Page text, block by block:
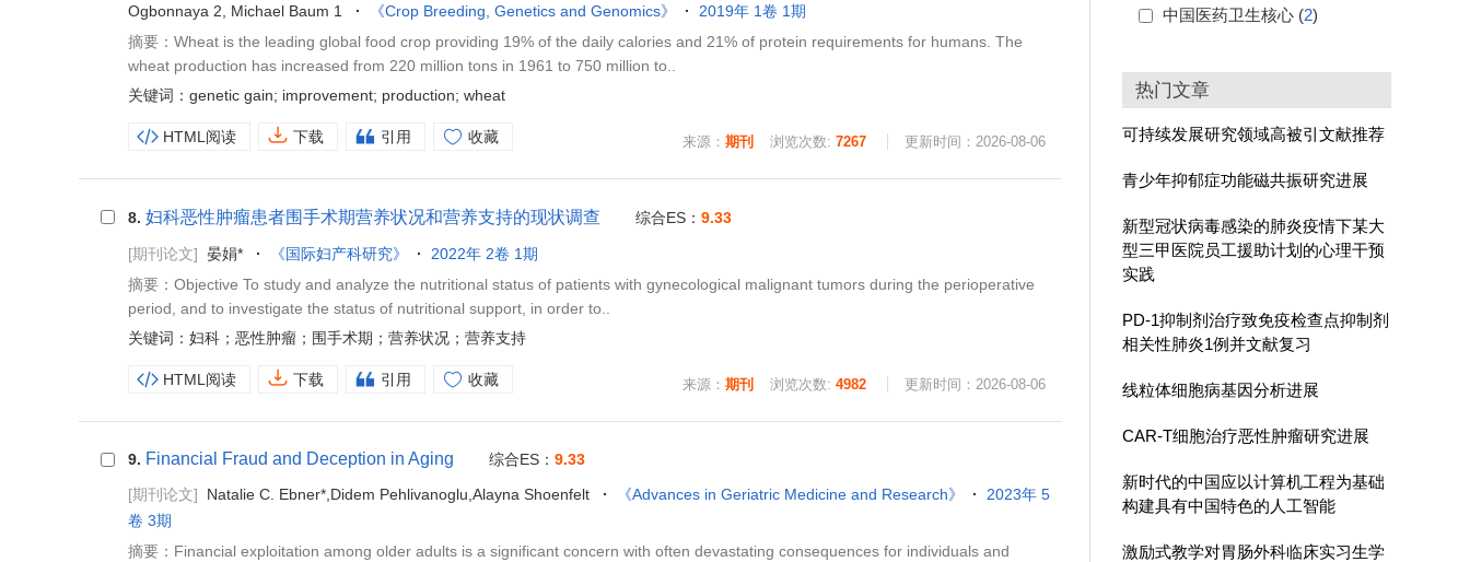
中国医药卫生核心 (2)
热门文章
可持续发展研究领域高被引文献推荐
青少年抑郁症功能磁共振研究进展
新型冠状病毒感染的肺炎疫情下某大
型三甲医院员工援助计划的心理干预
实践
PD-1抑制剂治疗致免疫检查点抑制剂
相关性肺炎1例并文献复习
线粒体细胞病基因分析进展
CAR-T细胞治疗恶性肿瘤研究进展
新时代的中国应以计算机工程为基础
构建具有中国特色的人工智能
激励式教学对胃肠外科临床实习生学
Ogbonnaya 2, Michael Baum 1
《Crop Breeding, Genetics and Genomics》
2019年 1卷 1期
摘要：Wheat is the leading global food crop providing 19% of the daily calories and 21% of protein requirements for humans. The
wheat production has increased from 220 million tons in 1961 to 750 million to..
关键词：genetic gain; improvement; production; wheat
来源： 期刊 浏览次数: 7267 更新时间：2026-08-06
HTML阅读 下载 引用 收藏
8. 妇科恶性肿瘤患者围手术期营养状况和营养支持的现状调查 综合ES： 9.33
[期刊论文] 晏娟* 《国际妇产科研究》
2022年 2卷 1期
摘要：Objective To study and analyze the nutritional status of patients with gynecological malignant tumors during the perioperative
period, and to investigate the status of nutritional support, in order to..
关键词：妇科；恶性肿瘤；围手术期；营养状况；营养支持
来源： 期刊 浏览次数: 4982 更新时间：2026-08-06
HTML阅读 下载 引用 收藏
9. Financial Fraud and Deception in Aging 综合ES： 9.33
[期刊论文]
Natalie C. Ebner*,Didem Pehlivanoglu,Alayna Shoenfelt 《Advances in Geriatric Medicine and Research》
2023年 5
卷 3期
摘要：Financial exploitation among older adults is a significant concern with often devastating consequences for individuals and